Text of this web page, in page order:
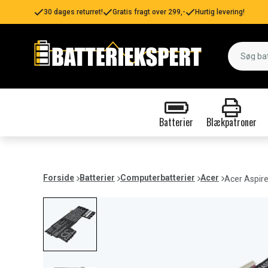
30 dages returret! Gratis fragt over 299,- Hurtig levering!
Batterier Blækpatroner
Forside Batterier Computerbatterier Acer Acer